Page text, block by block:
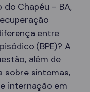
Chapéu – BA,
entre
(BPE)? A
além de
sobre sintomas,
internação em